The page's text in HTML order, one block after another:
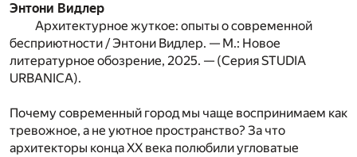
Энтони Видлер
Архитектурное жуткое: опыты о современной
бесприютности / Энтони Видлер. — М.: Новое
литературное обозрение, 2025. — (Серия STUDIA
URBANICA).
Почему современный город мы чаще воспринимаем как
тревожное, а не уютное пространство? За что
архитекторы конца XX века полюбили угловатые